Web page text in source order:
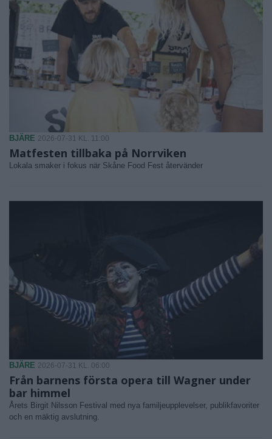
BJÄRE 2026-07-31 KL. 11:00
Matfesten tillbaka på Norrviken
Lokala smaker i fokus när Skåne Food Fest återvänder
BJÄRE 2026-07-31 KL. 06:00
Från barnens första opera till Wagner under
bar himmel
Årets Birgit Nilsson Festival med nya familjeupplevelser, publikfavoriter
och en mäktig avslutning.